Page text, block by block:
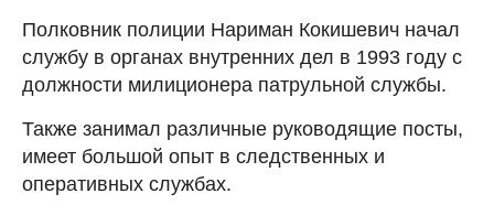
Полковник полиции Нариман Кокишевич начал
службу в органах внутренних дел в 1993 году с
должности милиционера патрульной службы.
Также занимал различные руководящие посты,
имеет большой опыт в следственных и
оперативных службах.